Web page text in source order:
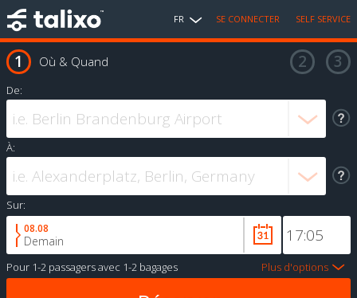
FR SE CONNECTER SELF SERVICE
Où & Quand
De:
À:
Sur:
08.08
Demain
Pour 1-2 passagersavec 1-2 bagages Plus d'options